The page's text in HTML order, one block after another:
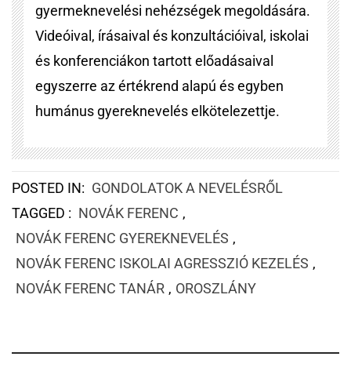
gyermeknevelési nehézségek megoldására.
Videóival, írásaival és konzultációival, iskolai
és konferenciákon tartott előadásaival
egyszerre az értékrend alapú és egyben
humánus gyereknevelés elkötelezettje.
POSTED IN: GONDOLATOK A NEVELÉSRŐL
TAGGED : NOVÁK FERENC ,
NOVÁK FERENC GYEREKNEVELÉS ,
NOVÁK FERENC ISKOLAI AGRESSZIÓ KEZELÉS ,
NOVÁK FERENC TANÁR , OROSZLÁNY